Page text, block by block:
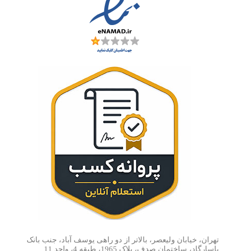
تهران، خیابان ولیعصر، بالاتر از دو راهی یوسف آباد، جنب بانک
پاسارگاد، ساختمان صدف، پلاک 1965، طبقه 4، واحد 11